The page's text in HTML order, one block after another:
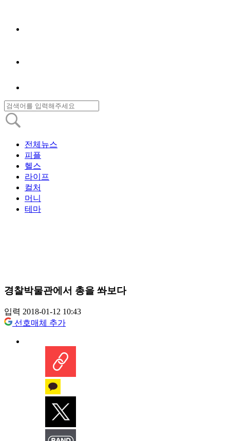
전체뉴스
피플
헬스
라이프
컬처
머니
테마
경찰박물관에서 총을 쏴보다
입력 2018-01-12 10:43
선호매체 추가